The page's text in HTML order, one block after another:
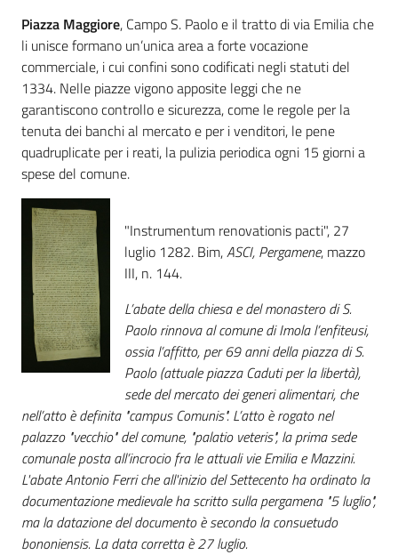
Archivio
storico
Decentrate
Patto
per
lettura
Seguici
su
Piazza Maggiore, Campo S. Paolo e il tratto di via Emilia che
li unisce formano un’unica area a forte vocazione
commerciale, i cui confini sono codificati negli statuti del
1334. Nelle piazze vigono apposite leggi che ne
garantiscono controllo e sicurezza, come le regole per la
tenuta dei banchi al mercato e per i venditori, le pene
quadruplicate per i reati, la pulizia periodica ogni 15 giorni a
spese del comune.
"Instrumentum renovationis pacti", 27
luglio 1282. Bim,ASCI, Pergamene, mazzo
III, n. 144.
L’abate della chiesa e del monastero di S.
Paolo rinnova al comune di Imola l’enfiteusi,
ossia l’affitto, per 69 anni della piazza di S.
Paolo (attuale piazza Caduti per la libertà),
sede del mercato dei generi alimentari, che
nell’atto è definita "campus Comunis". L’atto è rogato nel
palazzo "vecchio" del comune, "palatio veteris", la prima sede
comunale posta all’incrocio fra le attuali vie Emilia e Mazzini.
L'abate Antonio Ferri che all'inizio del Settecento ha ordinato la
documentazione medievale ha scritto sulla pergamena "5 luglio",
ma la datazione del documento è secondo la consuetudo
bononiensis. La data corretta è 27 luglio.